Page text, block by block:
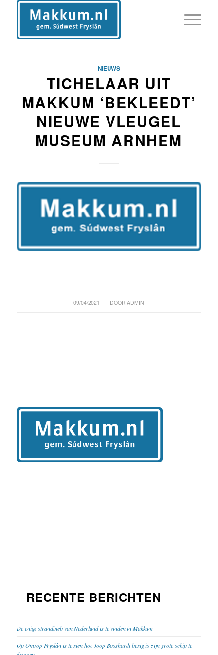
NIEUWS
TICHELAAR UIT
MAKKUM ‘BEKLEEDT’
NIEUWE VLEUGEL
MUSEUM ARNHEM
09/04/2021
/ DOORADMIN
RECENTE BERICHTEN
De enige strandbieb van Nederland is te vinden in Makkum
Op Omrop Fryslân is te zien hoe Joop Bosshardt bezig is zijn grote schip te